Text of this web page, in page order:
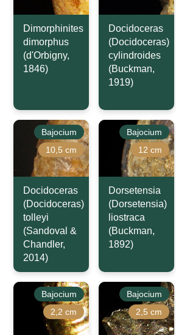
Dimorphinites
dimorphus
(d'Orbigny,
1846)
Docidoceras
(Docidoceras)
cylindroides
(Buckman,
1919)
Bajocium
10,5 cm
Docidoceras
(Docidoceras)
tolleyi
(Sandoval &
Chandler,
2014)
Bajocium
12 cm
Dorsetensia
(Dorsetensia)
liostraca
(Buckman,
1892)
Bajocium
2,2 cm
Bajocium
2,5 cm